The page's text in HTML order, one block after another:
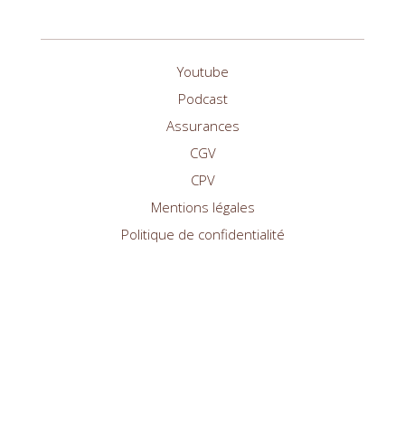
Youtube
Podcast
Assurances
CGV
CPV
Mentions légales
Politique de confidentialité